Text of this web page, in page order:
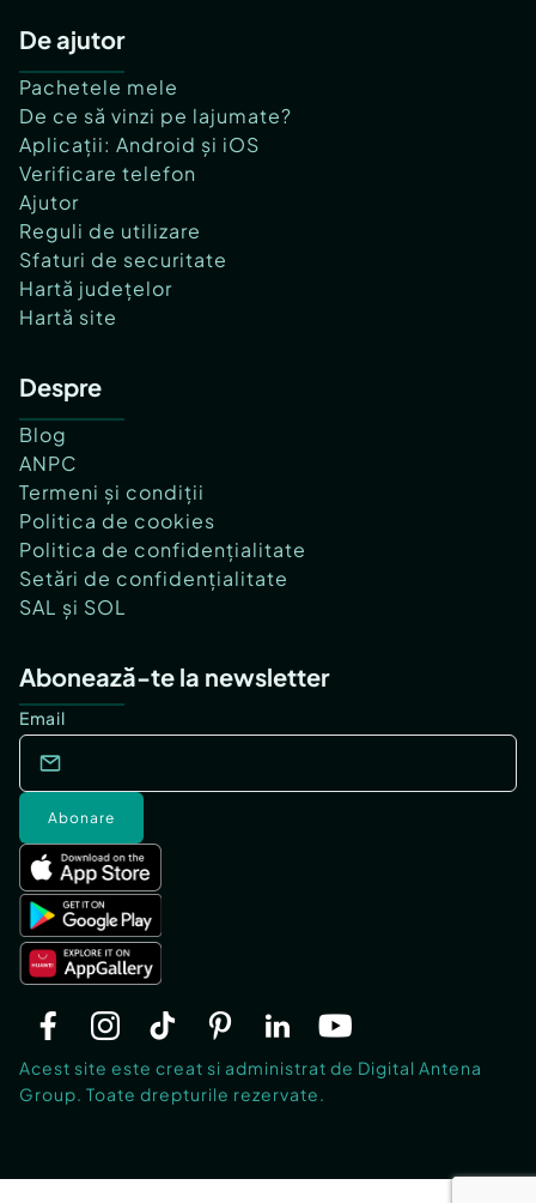
De ajutor
Pachetele mele
De ce să vinzi pe lajumate?
Aplicații: Android și iOS
Verificare telefon
Ajutor
Reguli de utilizare
Sfaturi de securitate
Hartă județelor
Hartă site
Despre
Blog
ANPC
Termeni și condiții
Politica de cookies
Politica de confidențialitate
Setări de confidențialitate
SAL și SOL
Abonează-te la newsletter
Email
Abonare
Acest site este creat si administrat de Digital Antena
Group. Toate drepturile rezervate.